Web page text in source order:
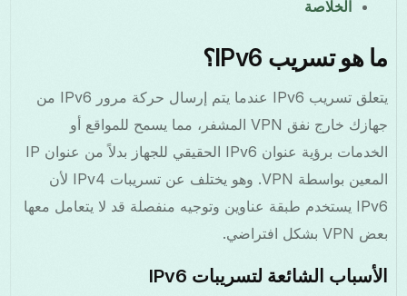
الخلاصة
ما هو تسريب IPv6؟
يتعلق تسريب IPv6 عندما يتم إرسال حركة مرور IPv6 من
جهازك خارج نفق VPN المشفر، مما يسمح للمواقع أو
الخدمات برؤية عنوان IPv6 الحقيقي للجهاز بدلاً من عنوان IP
المعين بواسطة VPN. وهو يختلف عن تسريبات IPv4 لأن
IPv6 يستخدم طبقة عناوين وتوجيه منفصلة قد لا يتعامل معها
بعض VPN بشكل افتراضي.
الأسباب الشائعة لتسريبات IPv6